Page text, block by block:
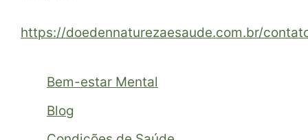
https://doedennaturezaesaude.com.br/
Bem-estar Mental
Blog